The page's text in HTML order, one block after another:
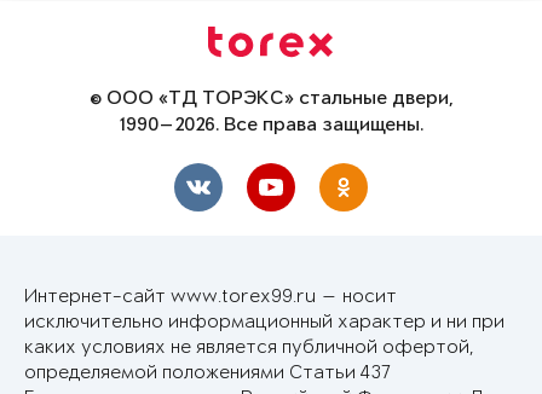
© ООО «ТД ТОРЭКС» стальные двери,
1990—2026. Все права защищены.
Интернет-сайт www.torex99.ru — носит
исключительно информационный характер и ни при
каких условиях не является публичной офертой,
определяемой положениями Статьи 437